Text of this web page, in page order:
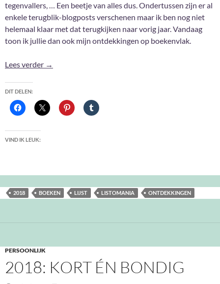
tegenvallers, … Een beetje van alles dus. Ondertussen zijn er al
enkele terugblik-blogposts verschenen maar ik ben nog niet
helemaal klaar met dat terugkijken naar vorig jaar. Vandaag
toon ik jullie dan ook mijn ontdekkingen op boekenvlak.
Lees verder 2018: Ontdekkingen op boekenvlak
→
DIT DELEN:
VIND IK LEUK:
2018 BOEKEN LIJST LISTOMANIA ONTDEKKINGEN
PERSOONLIJK
2018: KORT ÉN BONDIG